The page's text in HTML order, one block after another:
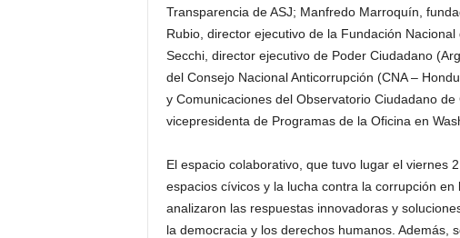
Transparencia de ASJ; Manfredo Marroquín,
Rubio, director ejecutivo de la Fundación
Secchi, director ejecutivo de Poder Ciudadano
del Consejo Nacional Anticorrupción (CNA –
y Comunicaciones del Observatorio Ciudadano
vicepresidenta de Programas de la Oficina en
El espacio colaborativo, que tuvo lugar el viernes
espacios cívicos y la lucha contra la corrupción
analizaron las respuestas innovadoras y
la democracia y los derechos humanos. Además,